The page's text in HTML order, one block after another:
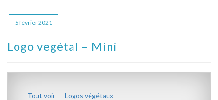
5 février 2021
Logo vegétal – Mini
Tout voir Logos végétaux